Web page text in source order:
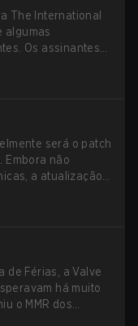
The International
algumas
Os assinantes
vincular teclas de
será o patch
Embora não
a atualização
de Férias, a Valve
há muito
o MMR dos